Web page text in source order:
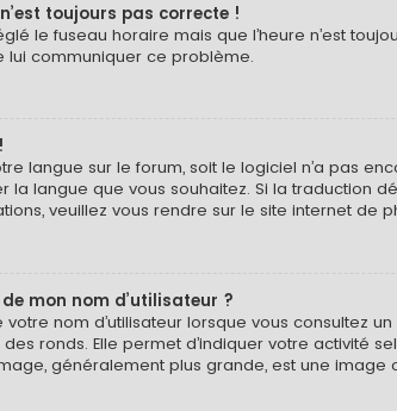
toujours pas correcte !
le fuseau horaire mais que l’heure n’est
lui communiquer ce problème.
langue sur le forum, soit le logiciel n’a pas
la langue que vous souhaitez. Si la
veuillez vous rendre sur le site internet de
mon nom d’utilisateur ?
nom d’utilisateur lorsque vous consultez
ronds. Elle permet d’indiquer votre activité
généralement plus grande, est une